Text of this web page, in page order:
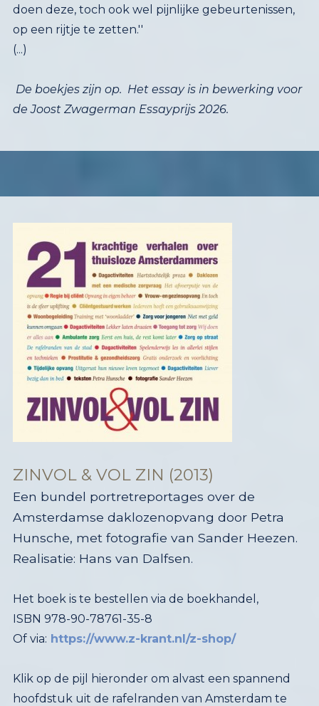
doen deze, toch ook wel pijnlijke gebeurtenissen,
op een rijtje te zetten.''
(...)
De boekjes zijn op. Het essay is in bewerking voor
de Joost Zwagerman Essayprijs 2026.
ZINVOL & VOL ZIN (2013)
Een bundel portretreportages over de
Amsterdamse daklozenopvang door Petra
Hunsche, met fotografie van Sander Heezen.
Realisatie: Hans van Dalfsen.
Het boek is te bestellen via de boekhandel,
ISBN 978-90-78761-35-8
Of via: https://www.z-krant.nl/z-shop/
Klik op de pijl hieronder om alvast een spannend
hoofdstuk uit de rafelranden van Amsterdam te